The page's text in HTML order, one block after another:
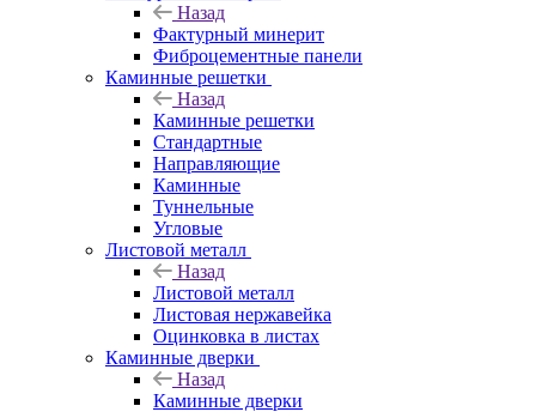
Назад
Фактурный минерит
Фиброцементные панели
Каминные решетки
Назад
Каминные решетки
Стандартные
Направляющие
Каминные
Туннельные
Угловые
Листовой металл
Назад
Листовой металл
Листовая нержавейка
Оцинковка в листах
Каминные дверки
Назад
Каминные дверки